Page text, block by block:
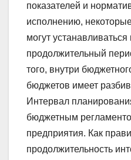
показателей и
исполнению,
могут
продолжительный
того, внутри
бюджетов имеет
Интервал
бюджетным
предприятия. Как
продолжительность